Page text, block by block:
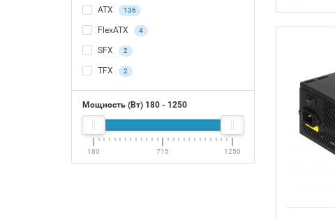
ATX 136
FlexATX 4
SFX 2
TFX 2
Мощность (Вт) 180 - 1250
180 715 1250